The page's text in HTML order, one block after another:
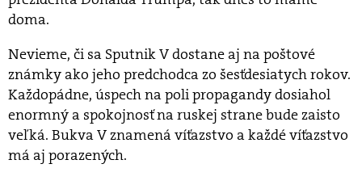
doma.
Nevieme, či sa Sputnik V dostane aj na poštové
známky ako jeho predchodca zo šesťdesiatych rokov.
Každopádne, úspech na poli propagandy dosiahol
enormný a spokojnosť na ruskej strane bude zaisto
veľká. Bukva V znamená víťazstvo a každé víťazstvo
má aj porazených.